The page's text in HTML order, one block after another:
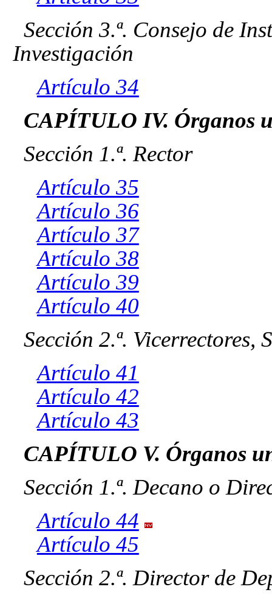
Sección 3.ª. Consejo de
Investigación
Artículo 34
CAPÍTULO IV. Órganos
Sección 1.ª. Rector
Artículo 35
Artículo 36
Artículo 37
Artículo 38
Artículo 39
Artículo 40
Sección 2.ª. Vicerrectores,
Artículo 41
Artículo 42
Artículo 43
CAPÍTULO V. Órganos
Sección 1.ª. Decano o
Artículo 44
Artículo 45
Sección 2.ª. Director de